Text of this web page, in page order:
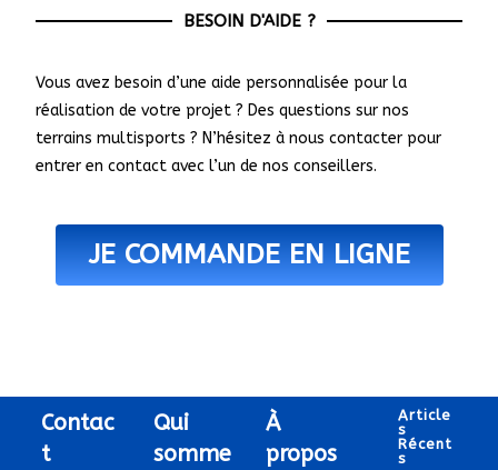
BESOIN D'AIDE ?
Vous avez besoin d’une aide personnalisée pour la
réalisation de votre projet ? Des questions sur nos
terrains multisports ? N’hésitez à nous contacter pour
entrer en contact avec l’un de nos conseillers.
JE COMMANDE EN LIGNE
Contac
t
Qui
somme
À
propos
Article
S
Récent
S